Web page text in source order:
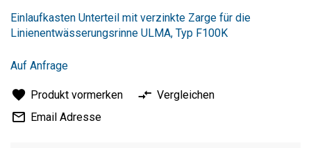
der
Bildergalerie
Einlaufkasten Unterteil mit verzinkte Zarge für die
Linienentwässerungsrinne ULMA, Typ F100K
Auf Anfrage
Produkt vormerken
Vergleichen
Email Adresse